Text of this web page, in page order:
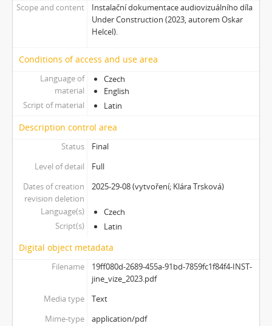
[Subseries] Nadějní návštěvníci a truchlící průvodci: Zápisky z cestovního deníku temného turisty
[Subseries] Polní lékař aneb Pravidla styku s místními e-dívkami
[Subseries] Ruvja a Morena
[Subseries] Říká se, že nejdelší sen trvá 45 minut
[Subseries] Ke kořenům
[Subseries] Ticho před bouří
[Subseries] tryin to sport something
[Subseries] proxy
[Subseries] Snowblind
[Subseries] Shores of the Same Sea
[Subseries] Houby
[Subseries] Noro, přijde k tobě nečekaný host
[Subseries] Amnion
[Subseries] Už se držím
[Subseries] And You Know What Comes Next...
[Subseries] SOFT DETECTIVE LOVE STORY
[Subseries] Intercore
[Subseries] Soft, Soft, Soft, Hard as Fuck
Scope and content
Instalační dokumentace audiovizuálního díla
Under Construction (2023, autorem Oskar
Helcel).
Conditions of access and use area
Language of
material
Czech
English
Script of material
Latin
Description control area
Status
Final
Level of detail
Full
Dates of creation
revision deletion
2025-29-08 (vytvoření; Klára Trsková)
Language(s)
Czech
Script(s)
Latin
Digital object metadata
Filename
19ff080d-2689-455a-91bd-7859fc1f84f4-INST-
jine_vize_2023.pdf
Media type
Text
Mime-type
application/pdf